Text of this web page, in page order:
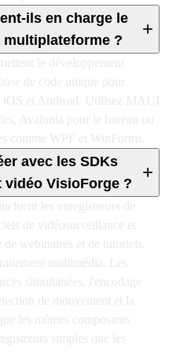
ils en charge le
?
+
le développement
de code unique pour
et Android. Utilisez MAUI
Avalonia pour le bureau ou
comme WPF et WinForms.
avec les SDKs
VisioForge ?
+
les enregistreurs de
de vidéosurveillance et
webinaires et de tutoriels,
multimédia. Les
simultanées, l'encodage
de mouvement et la
les mêmes composants
simples que les